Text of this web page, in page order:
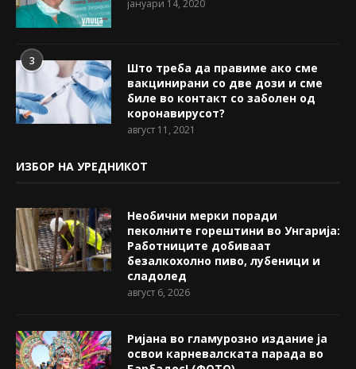
јануари 14, 2020
3
Што треба да правиме ако сме
вакцинирани со две дози и сме
биле во контакт со заболен од
коронавирусот?
август 11, 2021
ИЗБОР НА УРЕДНИКОТ
Необични мерки поради
пеколните горештини во Унгарија:
Работниците добиваат
безалкохолно пиво, лубеници и
сладолед
август 6, 2026
Ријана во гламурозно издание ја
освои карневалската парада во